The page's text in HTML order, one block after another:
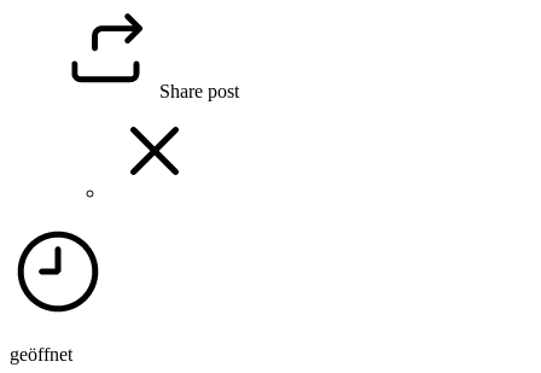
Share post
geöffnet